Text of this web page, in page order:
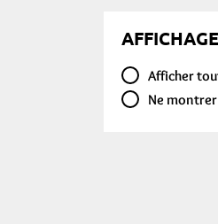
AFFICHAGE
Afficher
Ne